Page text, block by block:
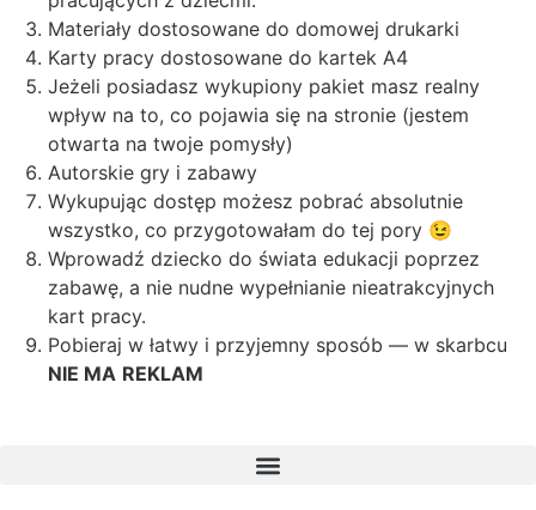
Materiały dostosowane do domowej drukarki
Karty pracy dostosowane do kartek A4
Jeżeli posiadasz wykupiony pakiet masz realny
wpływ na to, co pojawia się na stronie (jestem
otwarta na twoje pomysły)
Autorskie gry i zabawy
Wykupując dostęp możesz pobrać absolutnie
wszystko, co przygotowałam do tej pory 😉
Wprowadź dziecko do świata edukacji poprzez
zabawę, a nie nudne wypełnianie nieatrakcyjnych
kart pracy.
Pobieraj w łatwy i przyjemny sposób — w skarbcu
NIE MA REKLAM